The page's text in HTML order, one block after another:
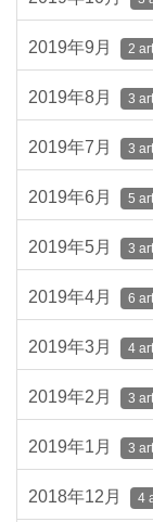
2019年9月 2
2019年8月 3
2019年7月 3
2019年6月 5
2019年5月 3
2019年4月 6
2019年3月 4
2019年2月 3
2019年1月 3
2018年12月 4